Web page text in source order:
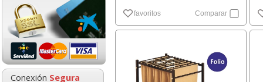
Conexión Segura
favoritos Comparar
desde:0,69
0,83 con Iva
desde:4,99 €
Goma de borrar
moldeable maleable
para carboncillo o
0,89
HP 304 302
Cartucho